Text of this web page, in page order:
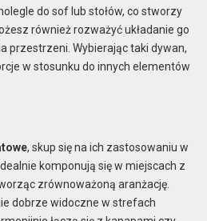
do sof lub stołów, co stworzy
również rozważyć układanie go
przestrzeni. Wybierając taki dywan,
w stosunku do innych elementów
, skup się na ich zastosowaniu w
komponują się w miejscach z
zrównoważoną aranżację.
dobrze widoczne w strefach